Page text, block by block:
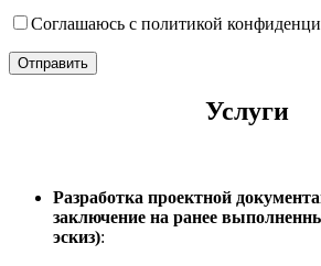
Соглашаюсь с политикой
Услуги
Разработка проектной
заключение на ранее
эскиз):